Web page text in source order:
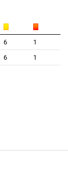
6
1
6 1